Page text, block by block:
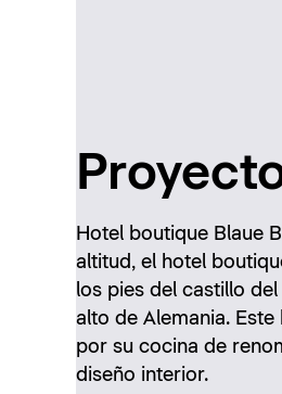
Hotel boutique Blaue
altitud, el hotel
los pies del castillo
alto de Alemania.
por su cocina de
diseño interior.